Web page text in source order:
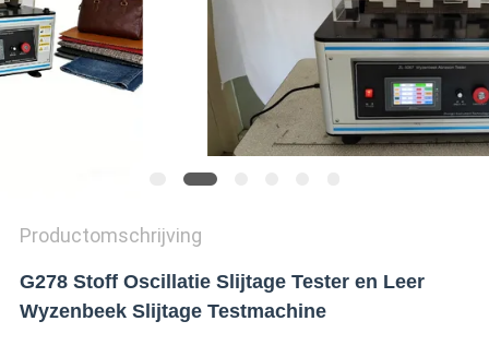
CITAAT
PRIVACY
POLICY
Productomschrijving
G278 Stoff Oscillatie Slijtage Tester en Leer
Wyzenbeek Slijtage Testmachine